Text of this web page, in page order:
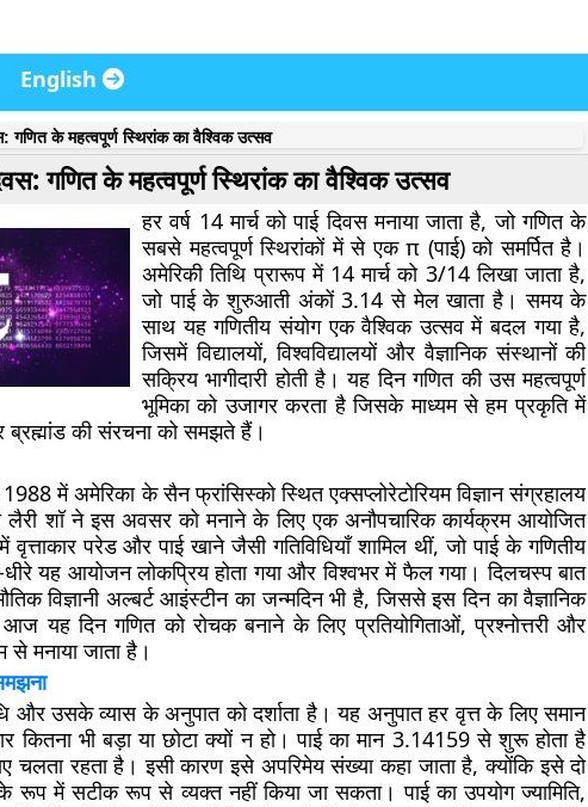
English
गणित के महत्वपूर्ण स्थिरांक का वैश्विक उत्सव
गणित के महत्वपूर्ण स्थिरांक का वैश्विक उत्सव
हर वर्ष 14 मार्च को पाई दिवस मनाया जाता है, जो गणित के
सबसे महत्वपूर्ण स्थिरांकों में से एक π (पाई) को समर्पित है।
अमेरिकी तिथि प्रारूप में 14 मार्च को 3/14 लिखा जाता है,
जो पाई के शुरुआती अंकों 3.14 से मेल खाता है। समय के
साथ यह गणितीय संयोग एक वैश्विक उत्सव में बदल गया है,
जिसमें विद्यालयों, विश्वविद्यालयों और वैज्ञानिक संस्थानों की
सक्रिय भागीदारी होती है। यह दिन गणित की उस महत्वपूर्ण
भूमिका को उजागर करता है जिसके माध्यम से हम प्रकृति में
की संरचना को समझते हैं।
में अमेरिका के सैन फ्रांसिस्को स्थित एक्सप्लोरेटोरियम विज्ञान संग्रहालय
लैरी शॉ ने इस अवसर को मनाने के लिए एक अनौपचारिक कार्यक्रम आयोजित
वृत्ताकार परेड और पाई खाने जैसी गतिविधियाँ शामिल थीं, जो पाई के गणितीय
यह आयोजन लोकप्रिय होता गया और विश्वभर में फैल गया। दिलचस्प बात
विज्ञानी अल्बर्ट आइंस्टीन का जन्मदिन भी है, जिससे इस दिन का वैज्ञानिक
यह दिन गणित को रोचक बनाने के लिए प्रतियोगिताओं, प्रश्नोत्तरी और
से मनाया जाता है।
और उसके व्यास के अनुपात को दर्शाता है। यह अनुपात हर वृत्त के लिए समान
कितना भी बड़ा या छोटा क्यों न हो। पाई का मान 3.14159 से शुरू होता है
चलता रहता है। इसी कारण इसे अपरिमेय संख्या कहा जाता है, क्योंकि इसे दो
के रूप में सटीक रूप से व्यक्त नहीं किया जा सकता। पाई का उपयोग ज्यामिति,